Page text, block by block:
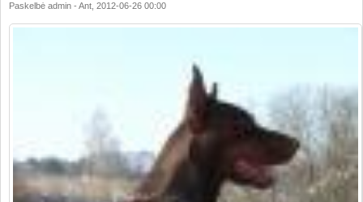
Paskelbė admin - Ant, 2012-06-26 00:00